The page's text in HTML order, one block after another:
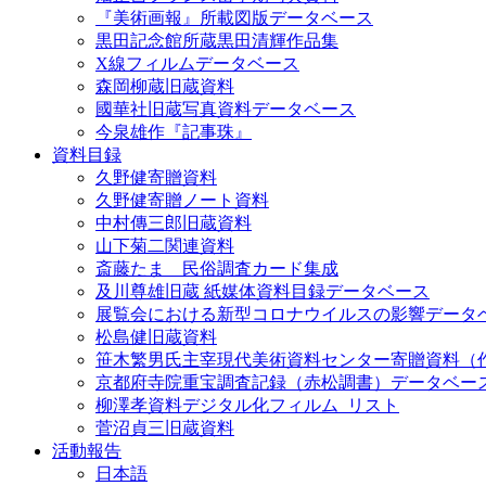
『美術画報』所載図版データベース
黒田記念館所蔵黒田清輝作品集
X線フィルムデータベース
森岡柳蔵旧蔵資料
國華社旧蔵写真資料データベース
今泉雄作『記事珠』
資料目録
久野健寄贈資料
久野健寄贈ノート資料
中村傳三郎旧蔵資料
山下菊二関連資料
斎藤たま 民俗調査カード集成
及川尊雄旧蔵 紙媒体資料目録データベース
展覧会における新型コロナウイルスの影響データ
松島健旧蔵資料
笹木繁男氏主宰現代美術資料センター寄贈資料（
京都府寺院重宝調査記録（赤松調書）データベー
柳澤孝資料デジタル化フィルム_リスト
菅沼貞三旧蔵資料
活動報告
日本語